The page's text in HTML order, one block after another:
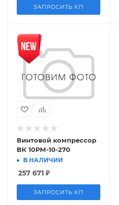
ЗАПРОСИТЬ КП
Винтовой компрессор
ВК 10РМ-10-270
В НАЛИЧИИ
257 671 ₽
ЗАПРОСИТЬ КП